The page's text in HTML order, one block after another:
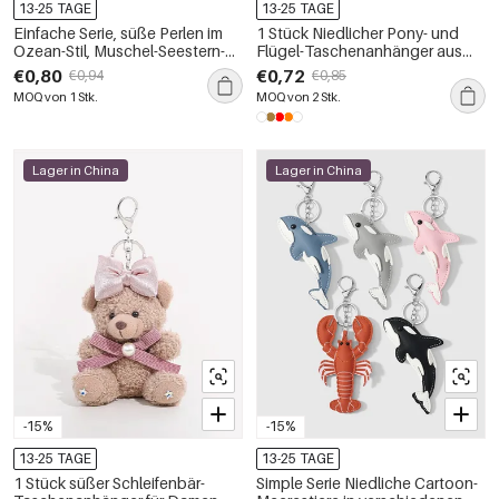
13-25 TAGE
Einfache Serie, süße Perlen im
Ozean-Stil, Muschel-Seestern-
Taschenanhänger aus
Legierung
€0,80 €0,94
MOQ von 1 Stk.
13-25 TAGE
1 Stück Niedlicher Pony- und
Flügel-Taschenanhänger aus
Leder für Damen
€0,72 €0,85
MOQ von 2 Stk.
-15%
Lager in China
13-25 TAGE
1 Stück süßer Schleifenbär-
-15%
Lager in China
13-25 TAGE
Simple Serie Niedliche Cartoon-